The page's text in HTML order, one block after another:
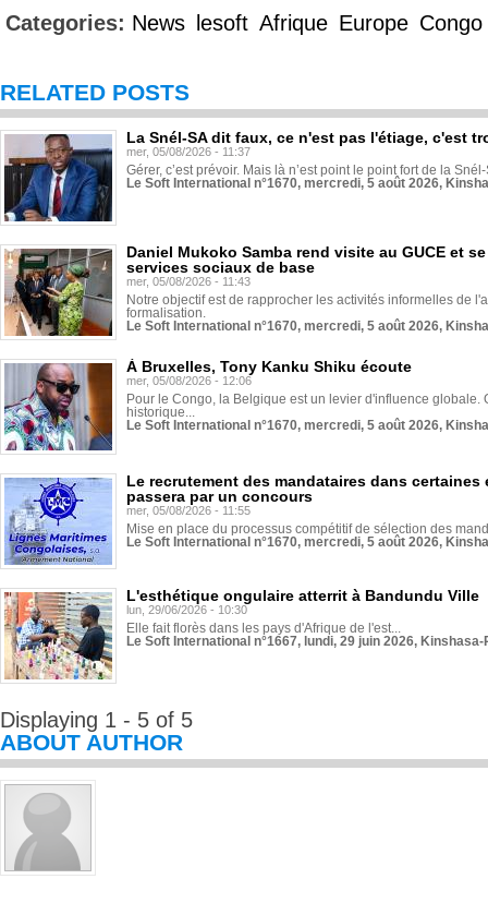
Categories: News lesoft Afrique Europe Congo
RELATED POSTS
La Snél-SA dit faux, ce n'est pas l'étiage, c'est
mer, 05/08/2026 - 11:37
Gérer, c’est prévoir. Mais là n’est point le point fort de la
Le Soft International n°1670, mercredi, 5 août 2026,
Daniel Mukoko Samba rend visite au GUCE et
services sociaux de base
mer, 05/08/2026 - 11:43
Notre objectif est de rapprocher les activités informelles de
formalisation.
Le Soft International n°1670, mercredi, 5 août 2026,
À Bruxelles, Tony Kanku Shiku écoute
mer, 05/08/2026 - 12:06
Pour le Congo, la Belgique est un levier d'influence globale.
historique...
Le Soft International n°1670, mercredi, 5 août 2026,
Le recrutement des mandataires dans
passera par un concours
mer, 05/08/2026 - 11:55
Mise en place du processus compétitif de sélection des
Le Soft International n°1670, mercredi, 5 août 2026,
L'esthétique ongulaire atterrit à Bandundu Ville
lun, 29/06/2026 - 10:30
Elle fait florès dans les pays d'Afrique de l'est...
Le Soft International n°1667, lundi, 29 juin 2026,
Displaying 1 - 5 of 5
ABOUT AUTHOR